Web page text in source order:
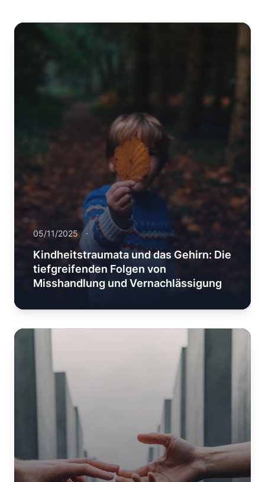
05/11/2025
Kindheitstraumata und das Gehirn: Die
tiefgreifenden Folgen von
Misshandlung und Vernachlässigung